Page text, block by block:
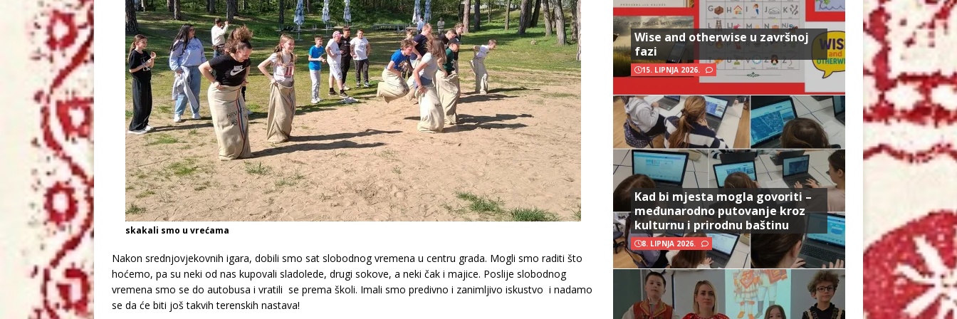
skakali smo u vrećama
Nakon srednjovjekovnih igara, dobili smo sat slobodnog vremena u centru grada. Mogli smo raditi što
hoćemo, pa su neki od nas kupovali sladolede, drugi sokove, a neki čak i majice. Poslije slobodnog
vremena smo se do autobusa i vratili se prema školi. Imali smo predivno i zanimljivo iskustvo i nadamo
se da će biti još takvih terenskih nastava!
Wise and otherwise u završnoj
fazi
15. LIPNJA 2026.
Kad bi mjesta mogla govoriti –
međunarodno putovanje kroz
kulturnu i prirodnu baštinu
8. LIPNJA 2026.